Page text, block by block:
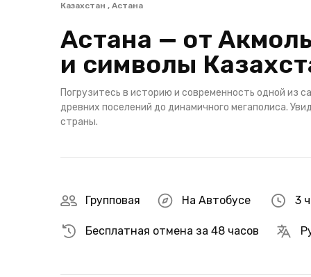
Казахстан , Астана
Астана — от
и символы
Погрузитесь в историю и современность одной из
древних поселений до динамичного мегаполиса.
страны.
Групповая На Автобусе 3 ч
Бесплатная отмена за 48 часов